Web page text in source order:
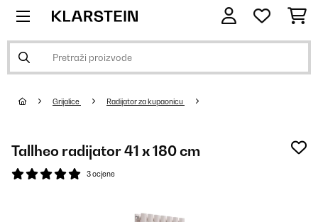
Grijalice Radijator za kupaonicu
Tallheo radijator 41 x 180 cm
3 ocjene